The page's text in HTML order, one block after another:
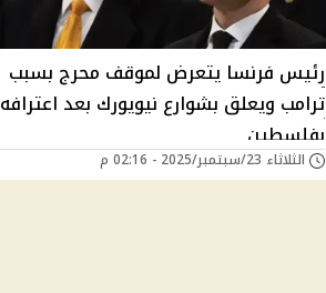
رئيس فرنسا يتعرض لموقف محرج بسبب
ترامب ويعلق بشوارع نيويورك بعد اعترافه
بفلسطين
الثلاثاء 23/سبتمبر/2025 - 02:16 م